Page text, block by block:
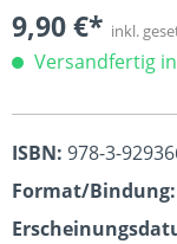
9,90 €* inkl.
Versandfertig
ISBN: 978-3-
Format/Bindung: